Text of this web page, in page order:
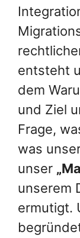
entsteht
dem
und Ziel
Frage,
was
unser
unserem
ermutigt.